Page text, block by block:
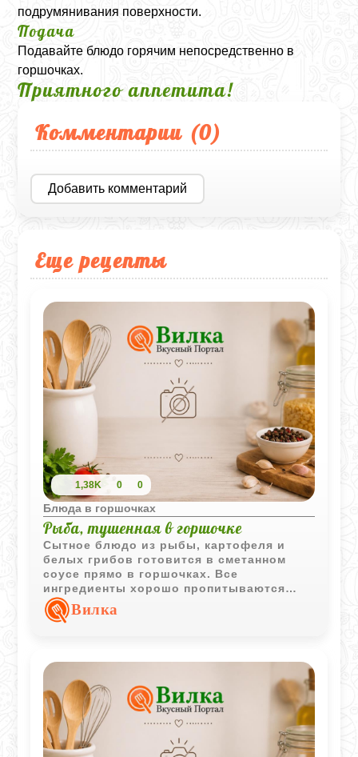
подрумянивания поверхности.
Подача
Подавайте блюдо горячим непосредственно в
горшочках.
Приятного аппетита!
Комментарии (0)
Добавить комментарий
Еще рецепты
1,38K 0 0
Блюда в горшочках
Рыба, тушенная в горшочке
Сытное блюдо из рыбы, картофеля и
белых грибов готовится в сметанном
соусе прямо в горшочках. Все
ингредиенты хорошо пропитываются
ароматами друг друга и приобретают
насыщенный вкус.
Вилка